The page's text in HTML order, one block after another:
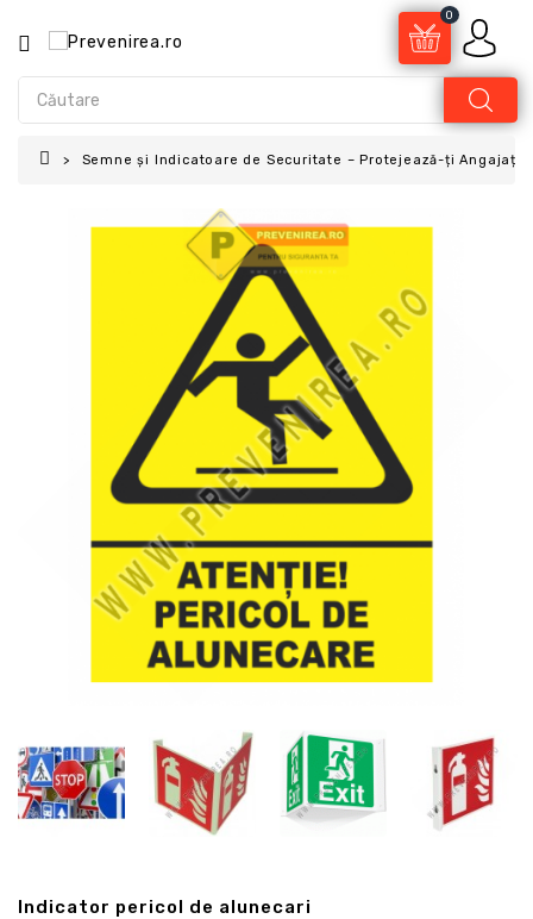
0
Semne și Indicatoare de Securitate – Protejează-ți Angajații
Indicator pericol de alunecari